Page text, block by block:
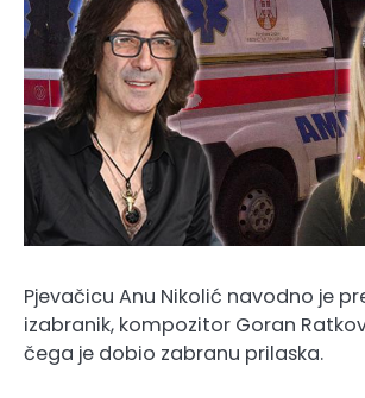
Pjevačicu Anu Nikolić navodno je
izabranik, kompozitor Goran
čega je dobio zabranu prilaska.